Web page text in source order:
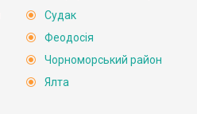
Судак
Феодосія
Чорноморський район
Ялта